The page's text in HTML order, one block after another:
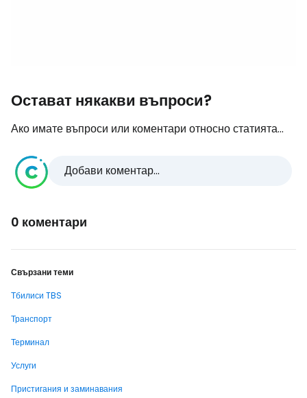
Остават някакви въпроси?
Ако имате въпроси или коментари относно статията...
Добави коментар...
0 коментари
Свързани теми
Тбилиси TBS
Транспорт
Терминал
Услуги
Пристигания и заминавания